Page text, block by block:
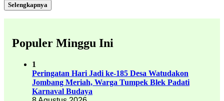
Selengkapnya
Populer Minggu Ini
1
Peringatan Hari Jadi ke-185 Desa Watudakon
Jombang Meriah, Warga Tumpek Blek Padati
Karnaval Budaya